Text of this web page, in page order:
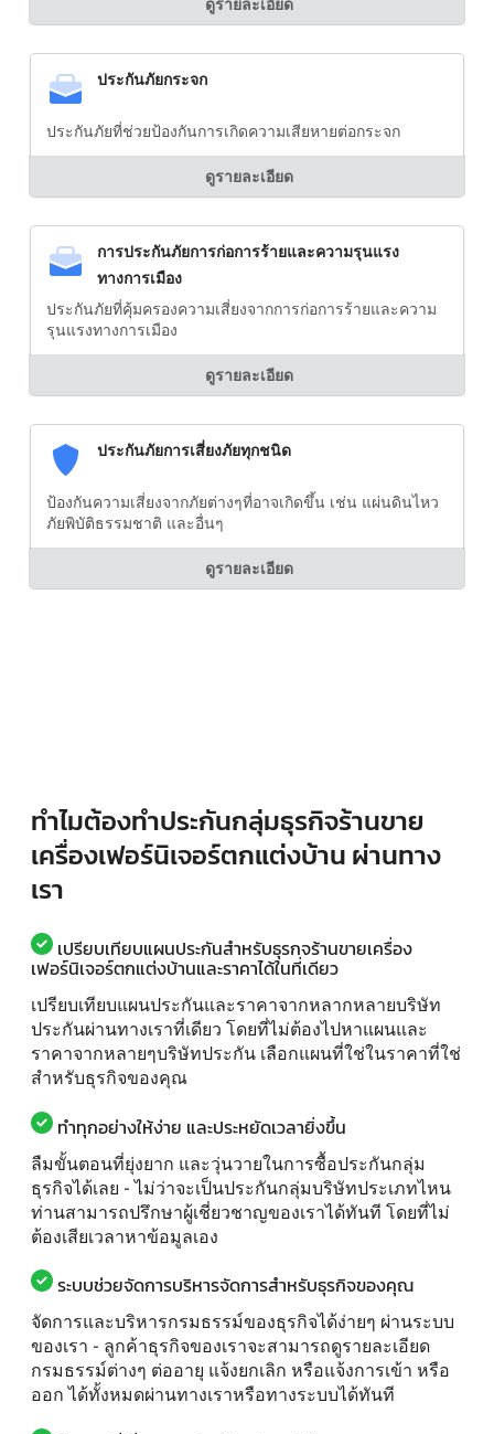
ดูรายละเอียด
ประกันภัยกระจก
ประกันภัยที่ช่วยป้องกันการเกิดความเสียหายต่อกระจก
ดูรายละเอียด
การประกันภัยการก่อการร้ายและความรุนแรง
ทางการเมือง
ประกันภัยที่คุ้มครองความเสี่ยงจากการก่อการร้ายและความ
รุนแรงทางการเมือง
ดูรายละเอียด
ประกันภัยการเสี่ยงภัยทุกชนิด
ป้องกันความเสี่ยงจากภัยต่างๆที่อาจเกิดขึ้น เช่น แผ่นดินไหว
ภัยพิบัติธรรมชาติ และอื่นๆ
ดูรายละเอียด
ทำไมต้องทำประกันกลุ่มธุรกิจร้านขาย
เครื่องเฟอร์นิเจอร์ตกแต่งบ้าน ผ่านทาง
เรา
เปรียบเทียบแผนประกันสำหรับธุรกจร้านขายเครื่อง
เฟอร์นิเจอร์ตกแต่งบ้านและราคาได้ในที่เดียว
เปรียบเทียบแผนประกันและราคาจากหลากหลายบริษัท
ประกันผ่านทางเราที่เดียว โดยที่ไม่ต้องไปหาแผนและ
ราคาจากหลายๆบริษัทประกัน เลือกแผนที่ใช่ในราคาที่ใช่
สำหรับธุรกิจของคุณ
ทำทุกอย่างให้ง่าย และประหยัดเวลายิ่งขึ้น
ลืมขั้นตอนที่ยุ่งยาก และวุ่นวายในการซื้อประกันกลุ่ม
ธุรกิจได้เลย - ไม่ว่าจะเป็นประกันกลุ่มบริษัทประเภทไหน
ท่านสามารถปรึกษาผู้เชี่ยวชาญของเราได้ทันที โดยที่ไม่
ต้องเสียเวลาหาข้อมูลเอง
ระบบช่วยจัดการบริหารจัดการสำหรับธุรกิจของคุณ
จัดการและบริหารกรมธรรม์ของธุรกิจได้ง่ายๆ ผ่านระบบ
ของเรา - ลูกค้าธุรกิจของเราจะสามารถดูรายละเอียด
กรมธรรม์ต่างๆ ต่ออายุ แจ้งยกเลิก หรือแจ้งการเข้า หรือ
ออก ได้ทั้งหมดผ่านทางเราหรือทางระบบได้ทันที